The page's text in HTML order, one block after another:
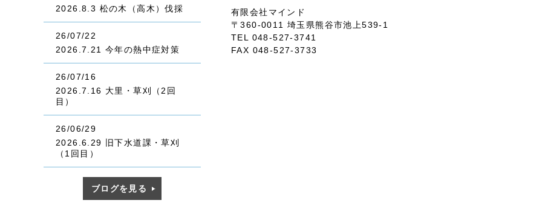
有限会社マインド
〒360-0011 埼玉県熊谷市池上539-1
TEL 048-527-3741
FAX 048-527-3733
2026.8.3 松の木（高木）伐採
26/07/22
2026.7.21 今年の熱中症対策
26/07/16
2026.7.16 大里・草刈（2回
目）
26/06/29
2026.6.29 旧下水道課・草刈
（1回目）
ブログを見る